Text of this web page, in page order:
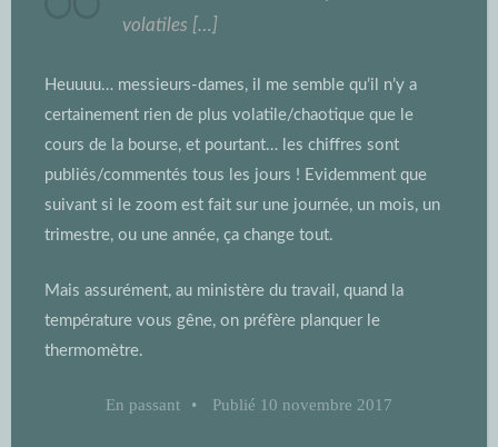
volatiles […]
Heuuuu… messieurs-dames, il me semble qu’il n’y a
certainement rien de plus volatile/chaotique que le
cours de la bourse, et pourtant… les chiffres sont
publiés/commentés tous les jours ! Evidemment que
suivant si le zoom est fait sur une journée, un mois, un
trimestre, ou une année, ça change tout.
Mais assurément, au ministère du travail, quand la
température vous gêne, on préfère planquer le
thermomètre.
En passant • Publié 10 novembre 2017